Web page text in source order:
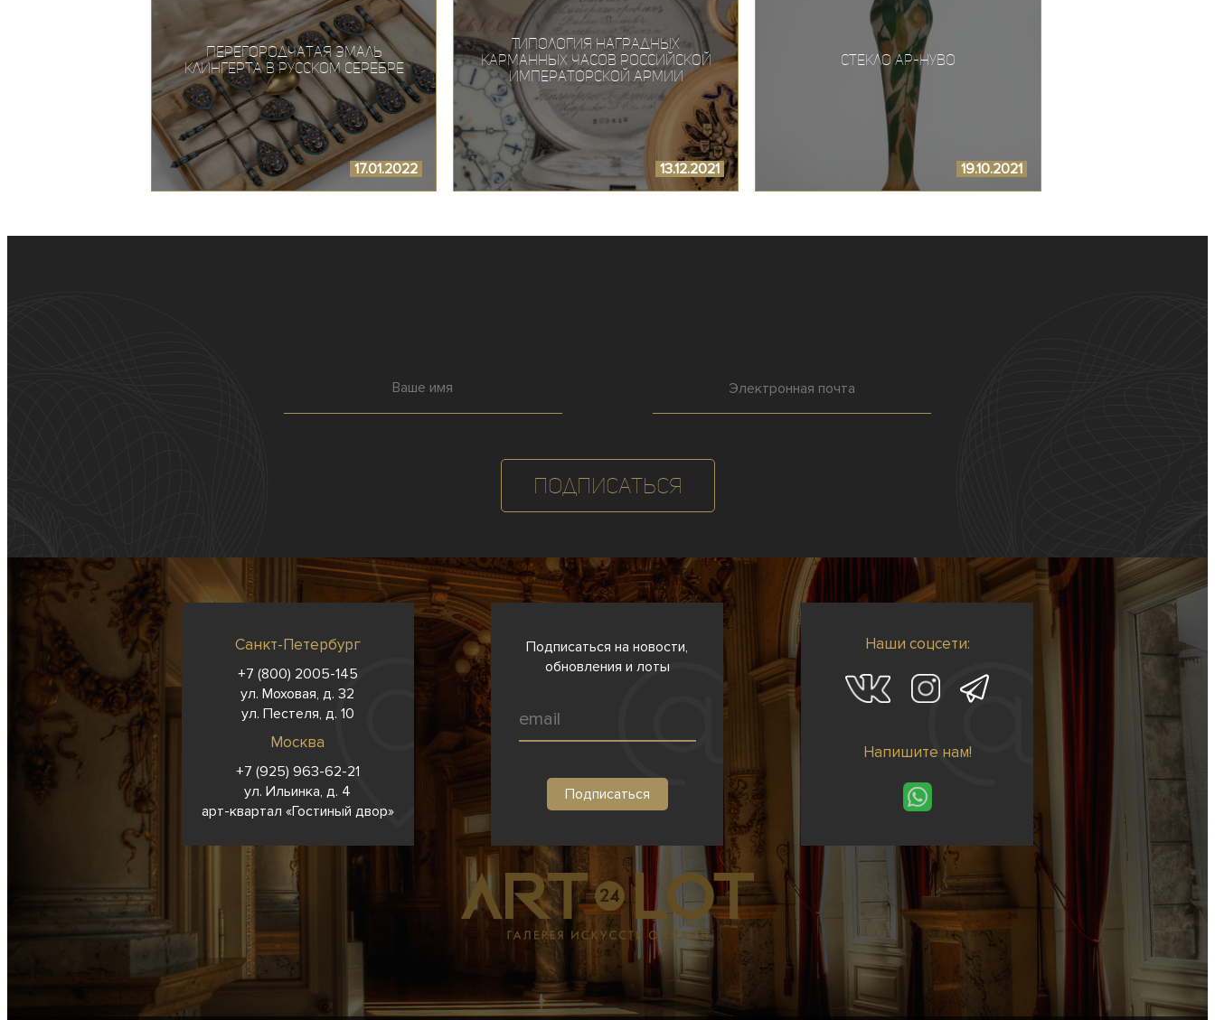
Перегородчатая эмаль
Клингерта в русском серебре
17.01.2022
Типология наградных
карманных часов Российской
Императорской Армии
13.12.2021
Стекло Ар-нуво
19.10.2021
Подписаться
Санкт-Петербург
+7 (800) 2005-145
ул. Моховая, д. 32
ул. Пестеля, д. 10
Москва
+7 (925) 963-62-21
ул. Ильинка, д. 4
арт-квартал «Гостиный двор»
Подписаться на новости,
обновления и лоты
Наши соцсети:
Напишите нам!